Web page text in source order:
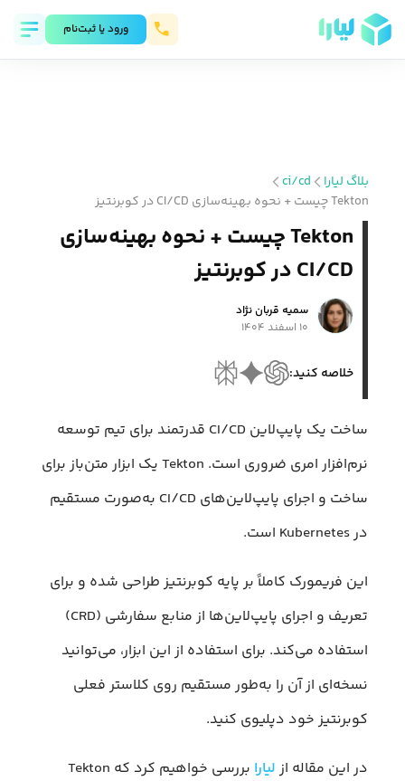
ورود يا ثبت‌نام
بلاگ لیارا
ci/cd
Tekton چیست + نحوه بهینه‌سازی CI/CD در کوبرنتیز
Tekton چیست + نحوه بهینه‌سازی
CI/CD در کوبرنتیز
سمیه قربان نژاد
۱۰ اسفند ۱۴۰۴
خلاصه کنید:
ساخت یک پایپ‌لاین CI/CD قدرتمند برای تیم توسعه
نرم‌افزار امری ضروری است. Tekton یک ابزار متن‌باز برای
ساخت و اجرای پایپ‌لاین‌های CI/CD به‌صورت مستقیم
در Kubernetes است.
این فریمورک کاملاً بر پایه کوبرنتیز طراحی شده و برای
تعریف و اجرای پایپ‌لاین‌ها از منابع سفارشی (CRD)
استفاده می‌کند. برای استفاده از این ابزار، می‌توانید
نسخه‌ای از آن را به‌طور مستقیم روی کلاستر فعلی
کوبرنتیز خود دپلیوی کنید.
در این مقاله از لیارا
بررسی خواهیم کرد که Tekton